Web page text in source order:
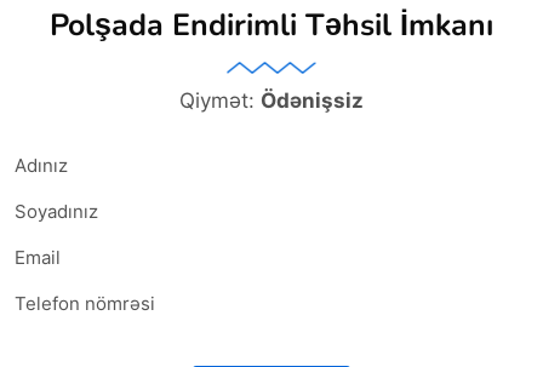
Polşada Endirimli Təhsil İmkanı
Qiymət: Ödənişsiz